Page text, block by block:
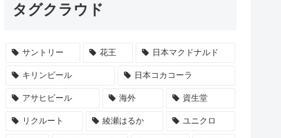
タグクラウド
サントリー 花王 日本マクドナルド
キリンビール 日本コカコーラ
アサヒビール 海外 資生堂
リクルート 綾瀬はるか ユニクロ